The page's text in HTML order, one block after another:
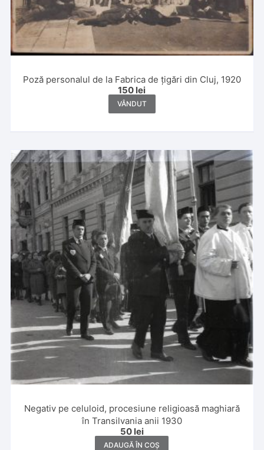
Poză personalul de la Fabrica de țigări din Cluj, 1920
150 lei
VÂNDUT
Negativ pe celuloid, procesiune religioasă maghiară
în Transilvania anii 1930
50 lei
ADAUGĂ ÎN COȘ